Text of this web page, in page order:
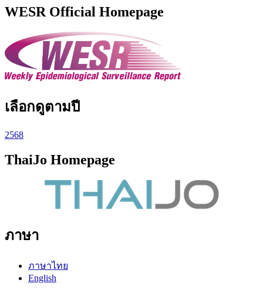
WESR Official Homepage
เลือกดูตามปี
2568
ThaiJo Homepage
ภาษา
ภาษาไทย
English